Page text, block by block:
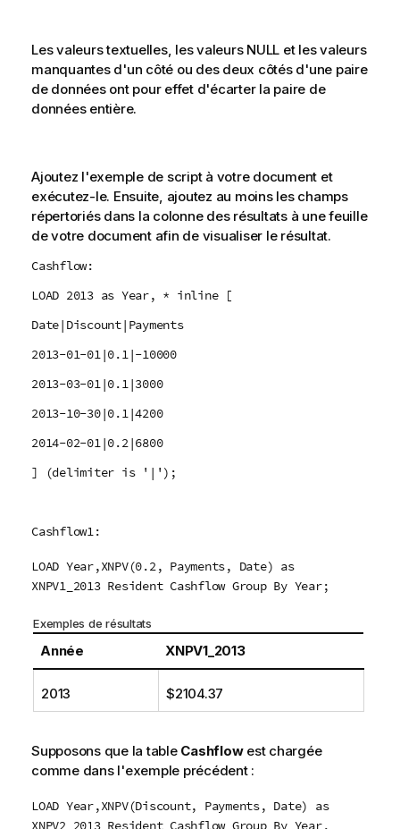
Les valeurs textuelles, les valeurs NULL et les valeurs
manquantes d'un côté ou des deux côtés d'une paire
de données ont pour effet d'écarter la paire de
données entière.
Ajoutez l'exemple de script à votre document et
exécutez-le. Ensuite, ajoutez au moins les champs
répertoriés dans la colonne des résultats à une feuille
de votre document afin de visualiser le résultat.
Cashflow:
LOAD 2013 as Year, * inline [
Date|Discount|Payments
2013-01-01|0.1|-10000
2013-03-01|0.1|3000
2013-10-30|0.1|4200
2014-02-01|0.2|6800
] (delimiter is '|');
Cashflow1:
LOAD Year,XNPV(0.2, Payments, Date) as
XNPV1_2013 Resident Cashflow Group By Year;
Exemples de résultats
Année XNPV1_2013
2013 $2104.37
Supposons que la table Cashflowest chargée
comme dans l'exemple précédent :
LOAD Year,XNPV(Discount, Payments, Date) as
XNPV2_2013 Resident Cashflow Group By Year,